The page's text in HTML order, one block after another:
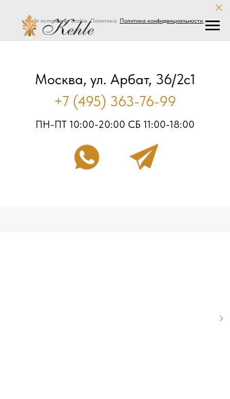
Сайт использует cookie. Политика. Политика конфиденциальности.
+7 (495) 363-76-99
ПН-ПТ 10:00-20:00 СБ 11:00-18:00